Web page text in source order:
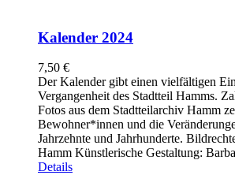
Kalender 2024
7,50 €
Der Kalender gibt einen vielfältigen
Vergangenheit des Stadtteil Hamms.
Fotos aus dem Stadtteilarchiv Hamm
Bewohner*innen und die
Jahrzehnte und Jahrhunderte.
Hamm Künstlerische Gestaltung:
Details